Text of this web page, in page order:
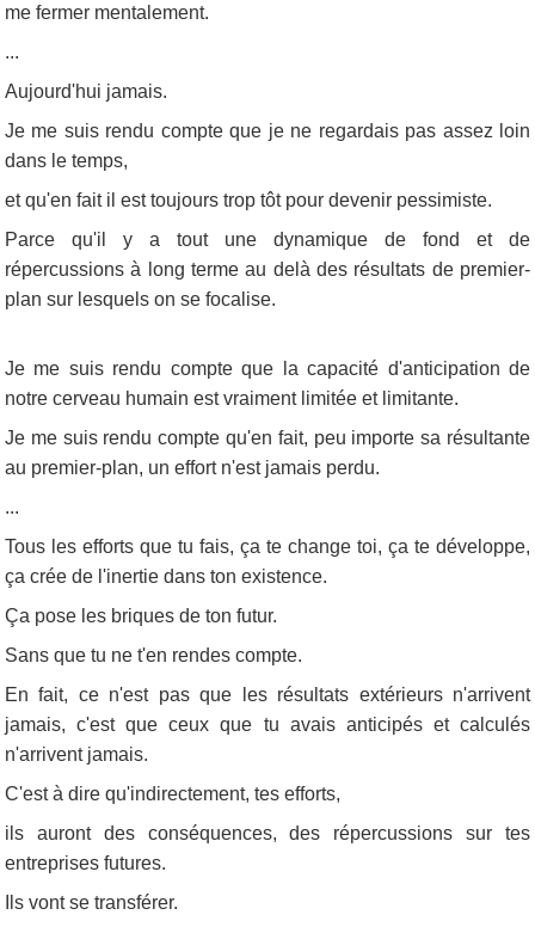
me fermer mentalement.
...
Aujourd'hui jamais.
Je me suis rendu compte que je ne regardais pas assez loin
dans le temps,
et qu'en fait il est toujours trop tôt pour devenir pessimiste.
Parce qu'il y a tout une dynamique de fond et de
répercussions à long terme au delà des résultats de premier-
plan sur lesquels on se focalise.
Je me suis rendu compte que la capacité d'anticipation de
notre cerveau humain est vraiment limitée et limitante.
Je me suis rendu compte qu'en fait, peu importe sa résultante
au premier-plan, un effort n'est jamais perdu.
...
Tous les efforts que tu fais, ça te change toi, ça te développe,
ça crée de l'inertie dans ton existence.
Ça pose les briques de ton futur.
Sans que tu ne t'en rendes compte.
En fait, ce n'est pas que les résultats extérieurs n'arrivent
jamais, c'est que ceux que tu avais anticipés et calculés
n'arrivent jamais.
C'est à dire qu'indirectement, tes efforts,
ils auront des conséquences, des répercussions sur tes
entreprises futures.
Ils vont se transférer.